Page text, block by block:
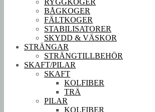
RYGGKOGER
BÅGKOGER
FÄLTKOGER
STABILISATORER
SKYDD & VÄSKOR
STRÄNGAR
STRÄNGTILLBEHÖR
SKAFT/PILAR
SKAFT
KOLFIBER
TRÄ
PILAR
KOLFIBER